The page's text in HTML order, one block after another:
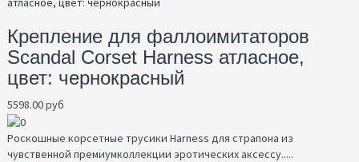
Крепление для фаллоимитаторов
Scandal Corset Harness атласное,
цвет: чернокрасный
5598.00 руб
Роскошные корсетные трусики Harness для страпона из
чувственной премиумколлекции эротических аксессу.....